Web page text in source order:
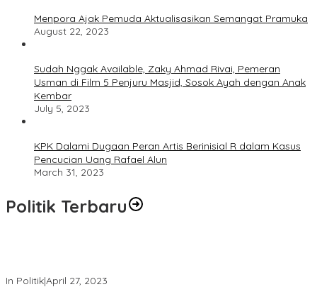
Menpora Ajak Pemuda Aktualisasikan Semangat Pramuka
August 22, 2023
Sudah Nggak Available, Zaky Ahmad Rivai, Pemeran
Usman di Film 5 Penjuru Masjid, Sosok Ayah dengan Anak
Kembar
July 5, 2023
KPK Dalami Dugaan Peran Artis Berinisial R dalam Kasus
Pencucian Uang Rafael Alun
March 31, 2023
Politik Terbaru
In Politik|April 27, 2023